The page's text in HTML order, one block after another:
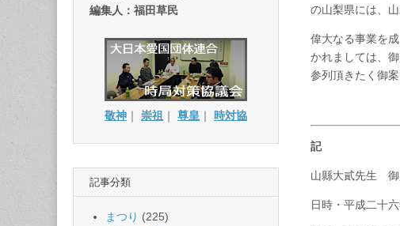
の山梨県には、
偉大なる事業を
かれましては、
参列頂きたく御案
記
山縣大貳先生
日時・平成二十
編集人：福田草民
敬神 ｜ 崇祖 ｜ 尊皇 ｜ 時対協
記事分類
まつり (225)